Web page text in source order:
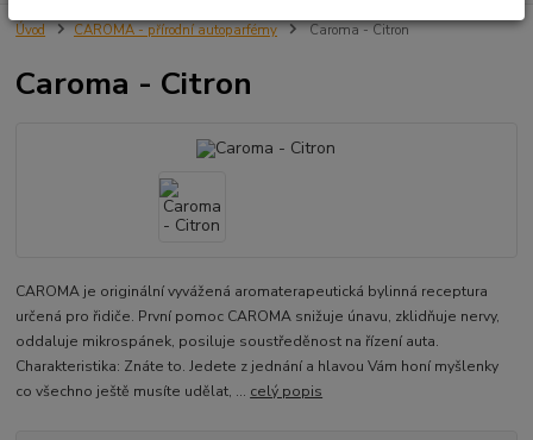
Úvod CAROMA - přírodní autoparfémy Caroma - Citron
Caroma - Citron
CAROMA je originální vyvážená aromaterapeutická bylinná receptura
určená pro řidiče. První pomoc CAROMA snižuje únavu, zklidňuje nervy,
oddaluje mikrospánek, posiluje soustředěnost na řízení auta.
Charakteristika: Znáte to. Jedete z jednání a hlavou Vám honí myšlenky
co všechno ještě musíte udělat, ... celý popis